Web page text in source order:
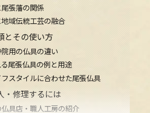
張藩の関係
域伝統工芸の融合
とその使い方
用の仏具の違い
尾張仏具の例と用途
スタイルに合わせた尾張仏具
・修理するには
具店・職人工房の紹介